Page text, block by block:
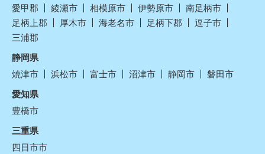
愛甲郡
綾瀬市 相模原市 伊勢原市
南足柄市
足柄上郡
厚木市 海老名市 足柄下郡
逗子市
三浦郡
静岡県
焼津市
浜松市 富士市 沼津市 静岡市
磐田市
愛知県
豊橋市
三重県
四日市市